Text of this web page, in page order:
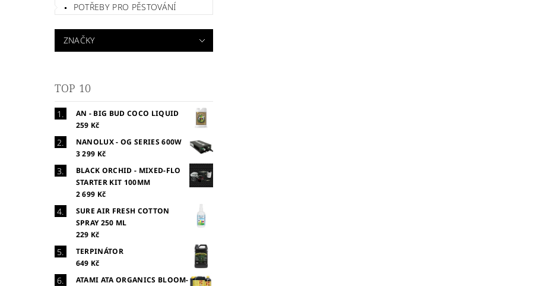
POTŘEBY PRO PĚSTOVÁNÍ
ZNAČKY
TOP 10
AN - BIG BUD COCO LIQUID
259 Kč
NANOLUX - OG SERIES 600W
3 299 Kč
BLACK ORCHID - MIXED-FLO
STARTER KIT 100MM
2 699 Kč
SURE AIR FRESH COTTON
SPRAY 250 ML
229 Kč
TERPINÁTOR
649 Kč
ATAMI ATA ORGANICS BLOOM-